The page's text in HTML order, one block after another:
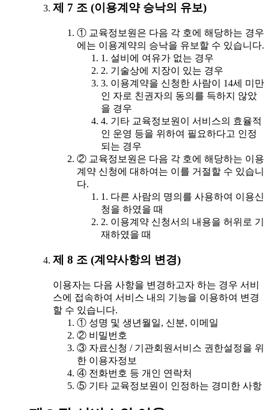
제 7 조 (이용계약 승낙의 유보)
① 교육정보원은 다음 각 호에 해당하는 경우
에는 이용계약의 승낙을 유보할 수 있습니다.
1. 설비에 여유가 없는 경우
2. 기술상에 지장이 있는 경우
3. 이용계약을 신청한 사람이 14세 미만
인 자로 친권자의 동의를 득하지 않았
을 경우
4. 기타 교육정보원이 서비스의 효율적
인 운영 등을 위하여 필요하다고 인정
되는 경우
② 교육정보원은 다음 각 호에 해당하는 이용
계약 신청에 대하여는 이를 거절할 수 있습니
다.
1. 다른 사람의 명의를 사용하여 이용신
청을 하였을 때
2. 이용계약 신청서의 내용을 허위로 기
재하였을 때
제 8 조 (계약사항의 변경)
이용자는 다음 사항을 변경하고자 하는 경우 서비
스에 접속하여 서비스 내의 기능을 이용하여 변경
할 수 있습니다.
① 성명 및 생년월일, 신분, 이메일
② 비밀번호
③ 자료신청 / 기관회원서비스 권한설정을 위
한 이용자정보
④ 전화번호 등 개인 연락처
⑤ 기타 교육정보원이 인정하는 경미한 사항